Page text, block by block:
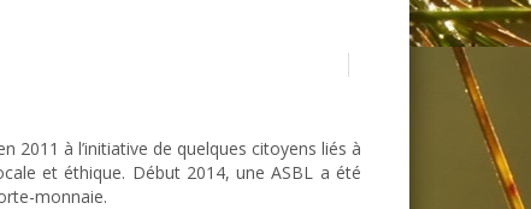
2011 à l’initiative de quelques citoyens liés à
et éthique. Début 2014, une ASBL a été
monnaie.